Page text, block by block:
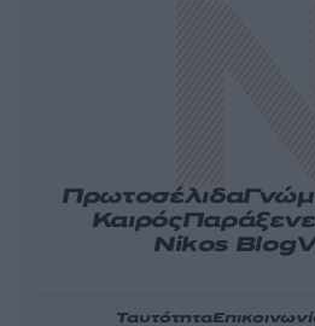
Πρωτοσέλιδα
Καιρός
Nikos Blog
Ταυτότητα